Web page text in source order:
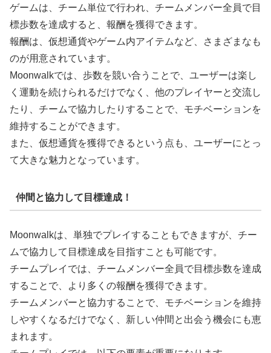
ゲームは、チーム単位で行われ、チームメンバー全員で目
標歩数を達成すると、報酬を獲得できます。
報酬は、仮想通貨やゲーム内アイテムなど、さまざまなも
のが用意されています。
Moonwalkでは、歩数を競い合うことで、ユーザーは楽し
く運動を続けられるだけでなく、他のプレイヤーと交流し
たり、チームで協力したりすることで、モチベーションを
維持することができます。
また、仮想通貨を獲得できるという点も、ユーザーにとっ
て大きな魅力となっています。
仲間と協力して目標達成！
Moonwalkは、単独でプレイすることもできますが、チー
ムで協力して目標達成を目指すことも可能です。
チームプレイでは、チームメンバー全員で目標歩数を達成
することで、より多くの報酬を獲得できます。
チームメンバーと協力することで、モチベーションを維持
しやすくなるだけでなく、新しい仲間と出会う機会にも恵
まれます。